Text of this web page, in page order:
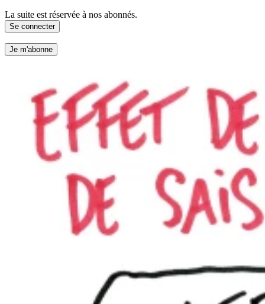
La suite est réservée à nos abonnés.
Se connecter
Je m'abonne